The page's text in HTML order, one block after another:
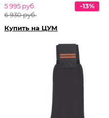
5 995 руб.
6 930 руб.
-13%
Купить на ЦУМ